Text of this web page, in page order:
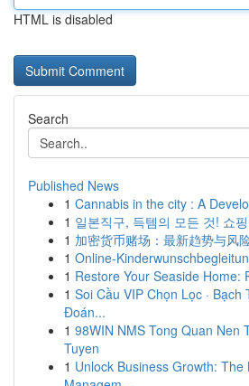
HTML is disabled
Search
Published News
1 Cannabis in the city : A
1 일본직구, 득템의 모든 것! 쇼
1 加密货币赌场：最新趋势与风
1 Online-
1 Restore Your Seaside Home:
1 Soi Cầu VIP Chọn Lọc ·
Đoán...
1 98WIN NMS Tong Quan Nen
Tuyen
1 Unlock Business Growth: The